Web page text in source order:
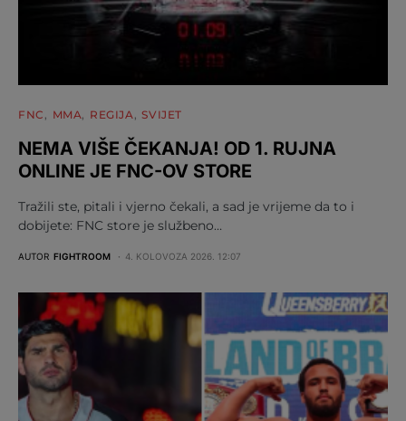
FNC MMA REGIJA SVIJET
NEMA VIŠE ČEKANJA! OD 1. RUJNA
ONLINE JE FNC-OV STORE
Tražili ste, pitali i vjerno čekali, a sad je vrijeme da to i
dobijete: FNC store je službeno…
AUTOR FIGHTROOM 4. KOLOVOZA 2026. 12:07